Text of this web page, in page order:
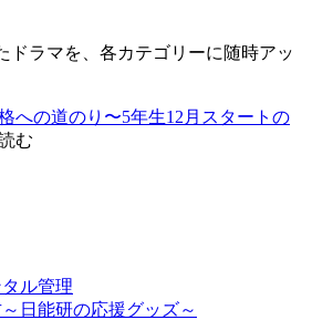
ドラマを、各カテゴリーに随時アッ
への道のり〜5年生12月スタートの
む
ル管理
日能研の応援グッズ～